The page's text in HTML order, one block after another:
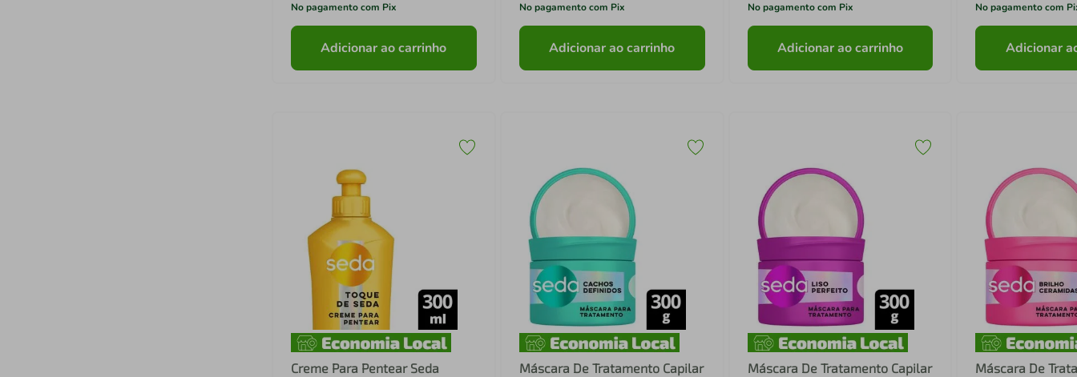
No pagamento com Pix
Adicionar ao carrinho
No pagamento com Pix
Adicionar ao carrinho
No pagamento com Pix
Adicionar ao carrinho
No pagamento com
Adicionar
Creme Para Pentear Seda
Máscara De Tratamento Capilar
Máscara De Tratamento Capilar
Máscara De